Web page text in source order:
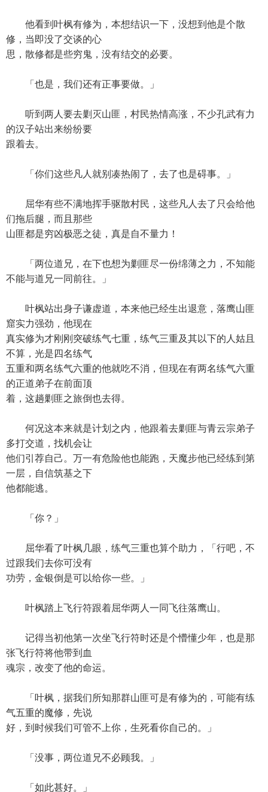
他看到叶枫有修为，本想结识一下，没想到他是个散
修，当即没了交谈的心
思，散修都是些穷鬼，没有结交的必要。
「也是，我们还有正事要做。」
听到两人要去剿灭山匪，村民热情高涨，不少孔武有力
的汉子站出来纷纷要
跟着去。
「你们这些凡人就别凑热闹了，去了也是碍事。」
屈华有些不满地挥手驱散村民，这些凡人去了只会给他
们拖后腿，而且那些
山匪都是穷凶极恶之徒，真是自不量力！
「两位道兄，在下也想为剿匪尽一份绵薄之力，不知能
不能与道兄一同前往。」
叶枫站出身子谦虚道，本来他已经生出退意，落鹰山匪
窟实力强劲，他现在
真实修为才刚刚突破练气七重，练气三重及其以下的人姑且
不算，光是四名练气
五重和两名练气六重的他就吃不消，但现在有两名练气六重
的正道弟子在前面顶
着，这趟剿匪之旅倒也去得。
何况这本来就是计划之内，他跟着去剿匪与青云宗弟子
多打交道，找机会让
他们引荐自己。万一有危险他也能跑，天魔步他已经练到第
一层，自信筑基之下
他都能逃。
「你？」
屈华看了叶枫几眼，练气三重也算个助力，「行吧，不
过跟我们去你可没有
功劳，金银倒是可以给你一些。」
叶枫踏上飞行符跟着屈华两人一同飞往落鹰山。
记得当初他第一次坐飞行符时还是个懵懂少年，也是那
张飞行符将他带到血
魂宗，改变了他的命运。
「叶枫，据我们所知那群山匪可是有修为的，可能有练
气五重的魔修，先说
好，到时候我们可管不上你，生死看你自己的。」
「没事，两位道兄不必顾我。」
「如此甚好。」